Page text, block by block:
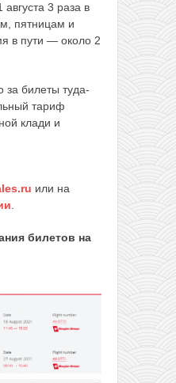
августа 3 раза в
пятницам и
в пути — около 2
за билеты туда-
тариф
клади и
или на
.
билетов на